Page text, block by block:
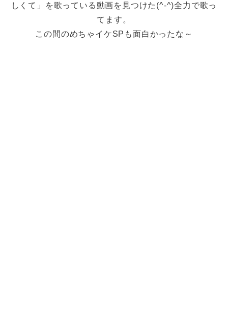
しくて」を歌っている動画を見つけた(^-^)全力で歌っ
てます。
この間のめちゃイケSPも面白かったな～